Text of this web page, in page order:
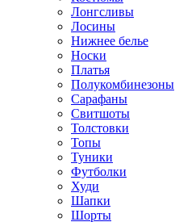
Лонгсливы
Лосины
Нижнее белье
Носки
Платья
Полукомбинезоны
Сарафаны
Свитшоты
Толстовки
Топы
Туники
Футболки
Худи
Шапки
Шорты